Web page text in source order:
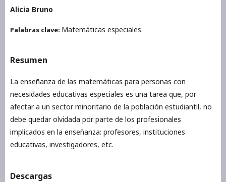
Alicia Bruno
Palabras clave: Matemáticas especiales
Resumen
La enseñanza de las matemáticas para personas con
necesidades educativas especiales es una tarea que, por
afectar a un sector minoritario de la población estudiantil, no
debe quedar olvidada por parte de los profesionales
implicados en la enseñanza: profesores, instituciones
educativas, investigadores, etc.
Descargas